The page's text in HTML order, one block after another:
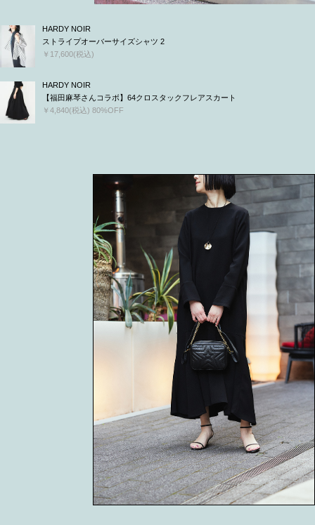
HARDY NOIR
ストライプオーバーサイズシャツ 2
￥17,600(税込)
HARDY NOIR
【福田麻琴さんコラボ】64クロスタックフレアスカート
￥4,840(税込) 80%OFF